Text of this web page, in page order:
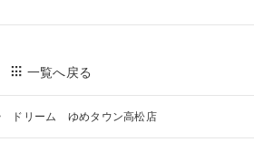
一覧へ戻る
ドリーム ゆめタウン高松店